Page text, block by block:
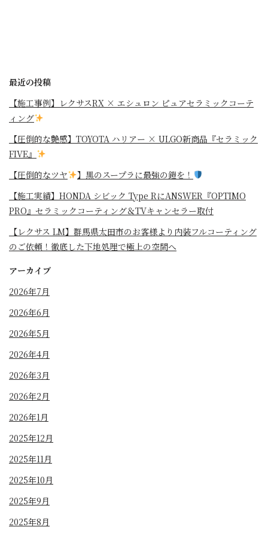
最近の投稿
【施工事例】レクサスRX × エシュロン ピュアセラミックコーテ
ィング
【圧倒的な艶感】TOYOTA ハリアー × ULGO新商品『セラミック
FIVE』
【圧倒的なツヤ
】黒のスープラに最強の鎧を！
⁡【施工実績】HONDA シビック Type RにANSWER『OPTIMO
PRO』セラミックコーティング＆TVキャンセラー取付
【レクサス LM】群馬県太田市のお客様より内装フルコーティング
のご依頼！徹底した下地処理で極上の空間へ
アーカイブ
2026年7月
2026年6月
2026年5月
2026年4月
2026年3月
2026年2月
2026年1月
2025年12月
2025年11月
2025年10月
2025年9月
2025年8月